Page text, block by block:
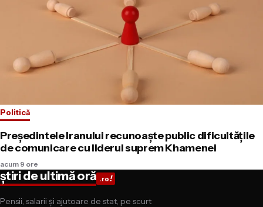
Politică
Președintele Iranului recunoaște public dificultățile
de comunicare cu liderul suprem Khamenei
acum 9 ore
știri de ultimă oră .ro!
Pensii, salarii și ajutoare de stat, pe scurt